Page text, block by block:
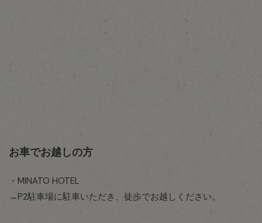
お車でお越しの方
・MINATO HOTEL
→P2駐車場に駐車いただき、徒歩でお越しください。